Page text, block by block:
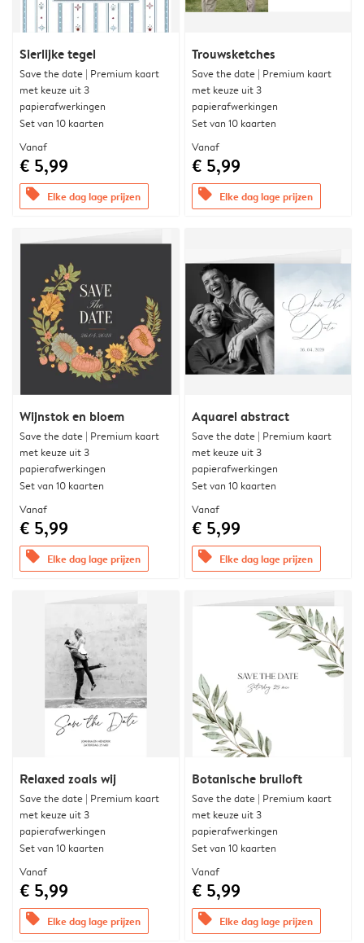
Sierlijke tegel
Save the date | Premium kaart
met keuze uit 3
papierafwerkingen
Set van 10 kaarten
Vanaf
€ 5,99
offers Elke dag lage prijzen
Trouwsketches
Save the date | Premium kaart
met keuze uit 3
papierafwerkingen
Set van 10 kaarten
Vanaf
€ 5,99
offers Elke dag lage prijzen
Wijnstok en bloem
Save the date | Premium kaart
met keuze uit 3
papierafwerkingen
Set van 10 kaarten
Vanaf
€ 5,99
offers Elke dag lage prijzen
Aquarel abstract
Save the date | Premium kaart
met keuze uit 3
papierafwerkingen
Set van 10 kaarten
Vanaf
€ 5,99
offers Elke dag lage prijzen
Relaxed zoals wij
Save the date | Premium kaart
met keuze uit 3
papierafwerkingen
Set van 10 kaarten
Vanaf
€ 5,99
offers Elke dag lage prijzen
Botanische bruiloft
Save the date | Premium kaart
met keuze uit 3
papierafwerkingen
Set van 10 kaarten
Vanaf
€ 5,99
offers Elke dag lage prijzen